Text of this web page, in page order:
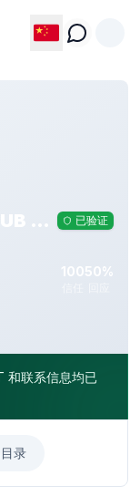
SC BERRYVOI - DE SUB MUNTE SRL 已验证
10050%
和联系信息均已
录